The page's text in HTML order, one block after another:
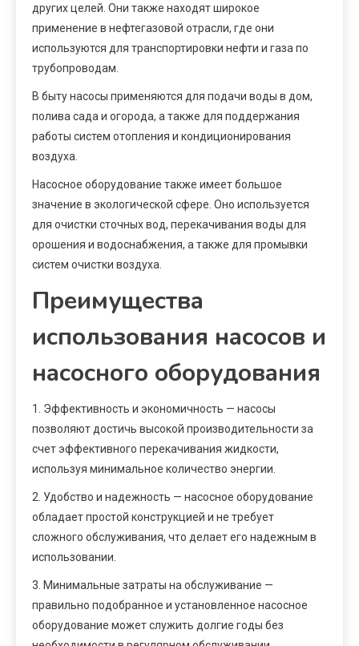
других целей. Они также находят широкое
применение в нефтегазовой отрасли, где они
используются для транспортировки нефти и газа по
трубопроводам.
В быту насосы применяются для подачи воды в дом,
полива сада и огорода, а также для поддержания
работы систем отопления и кондиционирования
воздуха.
Насосное оборудование также имеет большое
значение в экологической сфере. Оно используется
для очистки сточных вод, перекачивания воды для
орошения и водоснабжения, а также для промывки
систем очистки воздуха.
Преимущества
использования насосов и
насосного оборудования
1. Эффективность и экономичность — насосы
позволяют достичь высокой производительности за
счет эффективного перекачивания жидкости,
используя минимальное количество энергии.
2. Удобство и надежность — насосное оборудование
обладает простой конструкцией и не требует
сложного обслуживания, что делает его надежным в
использовании.
3. Минимальные затраты на обслуживание —
правильно подобранное и установленное насосное
оборудование может служить долгие годы без